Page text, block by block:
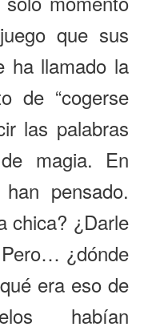
que sus
ha llamado la
de “cogerse
las palabras
magia. En
pensado.
chica? ¿Darle
¿dónde
era eso de
habían